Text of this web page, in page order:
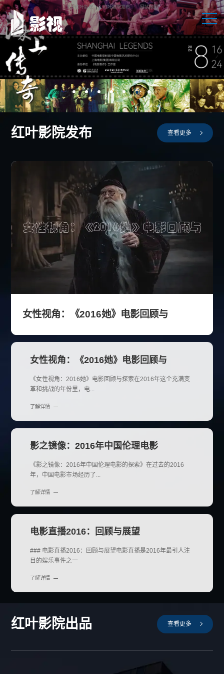
关于红叶影院 |红叶影院发布|网站地图
红叶影院发布 查看更多
女性视角：《2016她》电影回顾与
女性视角：《2016她》电影回顾与
《女性视角：2016她》电影回顾与探索在2016年这个充满变
革和挑战的年份里，电...
了解详情
影之镜像：2016年中国伦理电影
《影之镜像：2016年中国伦理电影的探索》在过去的2016
年，中国电影市场经历了...
了解详情
电影直播2016：回顾与展望
### 电影直播2016：回顾与展望电影直播是2016年最引人注
目的娱乐事件之一
了解详情
红叶影院出品 查看更多